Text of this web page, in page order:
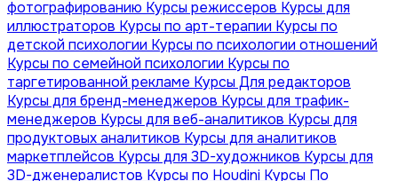
фотографированию Курсы режиссеров Курсы для
иллюстраторов Курсы по арт-терапии Курсы по
детской психологии Курсы по психологии отношений
Курсы по семейной психологии Курсы по
таргетированной рекламе Курсы Для редакторов
Курсы для бренд-менеджеров Курсы для трафик-
менеджеров Курсы для веб-аналитиков Курсы для
продуктовых аналитиков Курсы для аналитиков
маркетплейсов Курсы для 3D-художников Курсы для
3D-дженералистов Курсы по Houdini Курсы По